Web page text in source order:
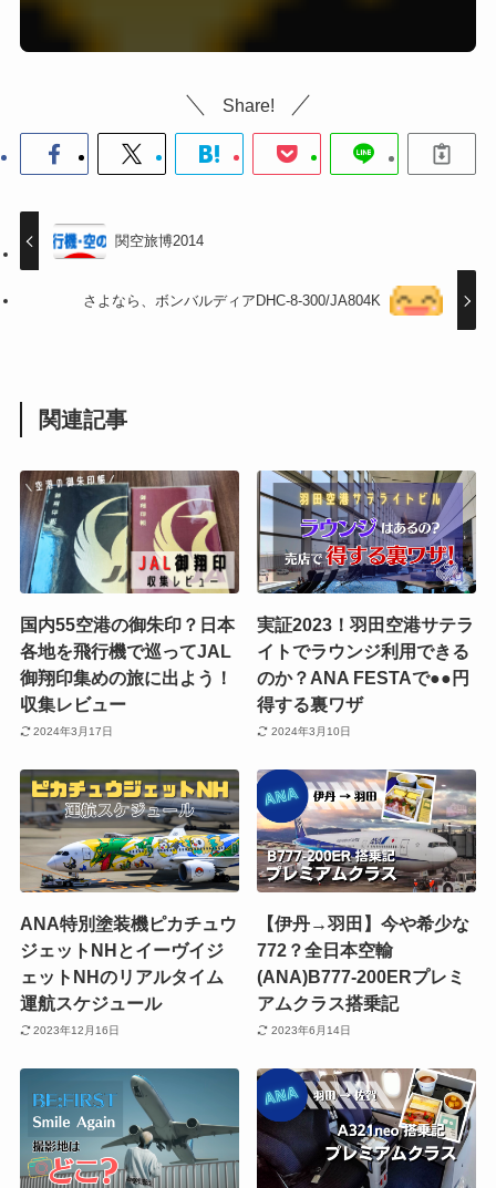
Share!
関空旅博2014
さよなら、ボンバルディアDHC-8-300/JA804K
関連記事
国内55空港の御朱印？日本
各地を飛行機で巡ってJAL
御翔印集めの旅に出よう！
収集レビュー
2024年3月17日
実証2023！羽田空港サテラ
イトでラウンジ利用できる
のか？ANA FESTAで●●円
得する裏ワザ
2024年3月10日
ANA特別塗装機ピカチュウ
ジェットNHとイーヴイジ
ェットNHのリアルタイム
運航スケジュール
2023年12月16日
【伊丹→羽田】今や希少な
772？全日本空輸
(ANA)B777-200ERプレミ
アムクラス搭乗記
2023年6月14日